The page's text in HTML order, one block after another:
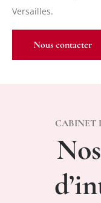
Versailles.
Nous contacter
CABINET
Nos